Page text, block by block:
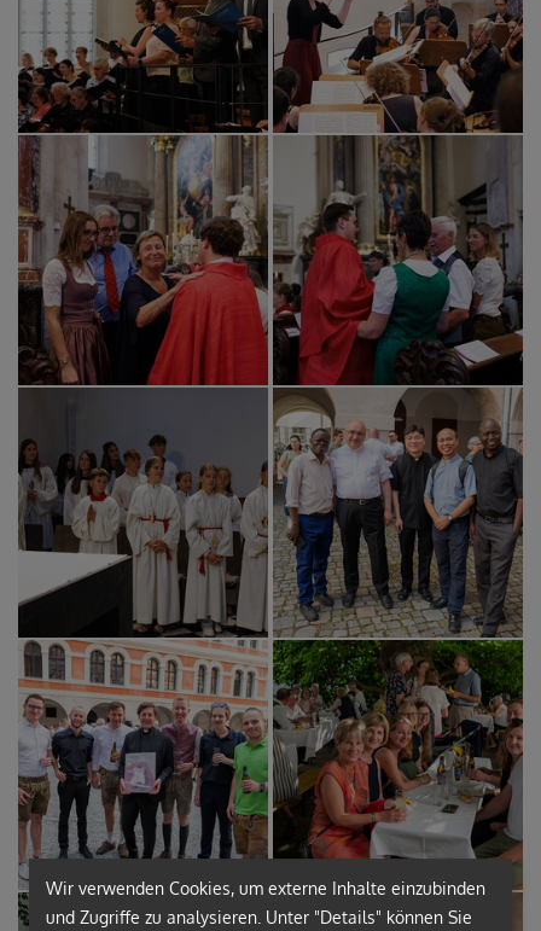
Wir verwenden Cookies, um externe Inhalte einzubinden
und Zugriffe zu analysieren. Unter "Details" können Sie